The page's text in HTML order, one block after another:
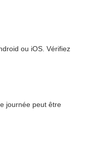
ou iOS. Vérifiez
journée peut être